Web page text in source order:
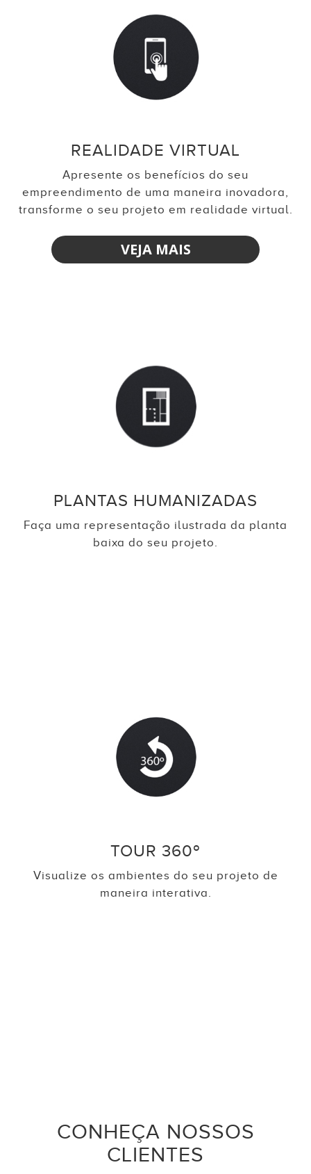
REALIDADE VIRTUAL
Apresente os benefícios do seu
empreendimento de uma maneira inovadora,
transforme o seu projeto em realidade virtual.
VEJA MAIS
PLANTAS HUMANIZADAS
Faça uma representação ilustrada da planta
baixa do seu projeto.
TOUR 360º
Visualize os ambientes do seu projeto de
maneira interativa.
CONHEÇA NOSSOS
CLIENTES